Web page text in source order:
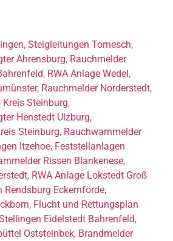
, Steigleitungen Tornesch,
Ahrensburg, Rauchmelder
, RWA Anlage Wedel,
, Rauchmelder Norderstedt,
Steinburg,
Henstedt Ulzburg,
Steinburg, Rauchwarnmelder
Itzehoe, Feststellanlagen
Rissen Blankenese,
, RWA Anlage Lokstedt Groß
Rendsburg Eckernförde,
, Flucht und Rettungsplan
Eidelstedt Bahrenfeld,
Oststeinbek, Brandmelder